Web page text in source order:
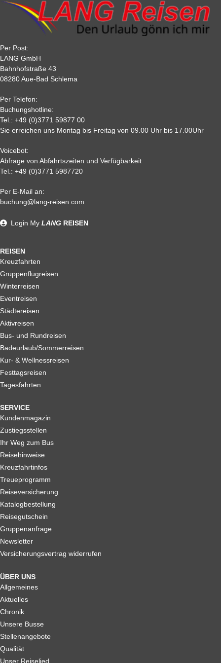
Reisebuchung sicher.
Tagesfahrten sind als kompletter Reisebetrag innerhalb von 10
Tagen nach der Buchung zu zahlen.
10 %
60 20 % 25 % 30 % 30 %
40 % 40 % 50 % 50 %
7
2
Alle weiteren Stronierungsbedingungen entnehmen Sie bitte
unseren AGB. Wir empfehlen Ihnen den Abschluss einer
Reiserücktrittskostenversicherung
Per Post:
LANG GmbH
Bahnhofstraße 43
08280 Aue-Bad Schlema
Per Telefon:
Buchungshotline:
Tel.: +49 (0)3771 59877 00
Sie erreichen uns Montag bis Freitag von 09.00 Uhr bis 17.00Uhr
Voicebot:
Abfrage von Abfahrtszeiten und Verfügbarkeit
Tel.: +49 (0)3771 5987720
Per E-Mail an:
buchung@lang-reisen.com
REISEN
Kreuzfahrten
Gruppenflugreisen
Winterreisen
Eventreisen
Städtereisen
Aktivreisen
Bus- und Rundreisen
Badeurlaub/Sommerreisen
Kur- & Wellnessreisen
Festtagsreisen
Tagesfahrten
SERVICE
Kundenmagazin
Zustiegsstellen
Ihr Weg zum Bus
Reisehinweise
Kreuzfahrtinfos
Treueprogramm
Reiseversicherung
Katalogbestellung
Reisegutschein
Gruppenanfrage
Newsletter
Versicherungsvertrag widerrufen
ÜBER UNS
Allgemeines
Aktuelles
Chronik
Unsere Busse
Stellenangebote
Qualität
Unser Reiselied
Login My LANG REISEN